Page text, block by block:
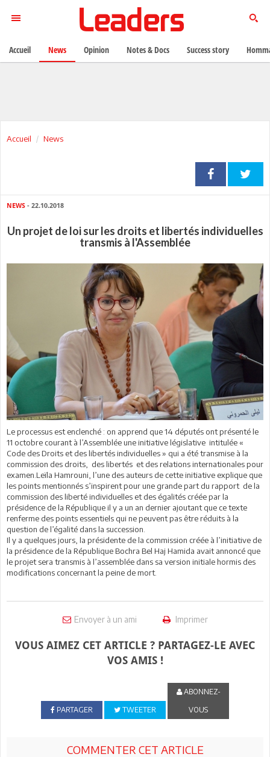
Accueil News
NEWS - 22.10.2018
Un projet de loi sur les droits et libertés individuelles
transmis à l'Assemblée
Le processus est enclenché : on apprend que 14 députés ont présenté le
11 octobre courant à l’Assemblée une initiative législative intitulée «
Code des Droits et des libertés individuelles » qui a été transmise à la
commission des droits, des libertés et des relations internationales pour
examen.Leïla Hamrouni, l’une des auteurs de cette initiative explique que
les points mentionnés s’inspirent pour une grande part du rapport de la
commission des liberté individuelles et des égalités créée par la
présidence de la République il y a un an dernier ajoutant que ce texte
renferme des points essentiels qui ne peuvent pas être réduits à la
question de l’égalité dans la succession.
Il y a quelques jours, la présidente de la commission créée à l’initiative de
la présidence de la République Bochra Bel Haj Hamida avait annoncé que
le projet sera transmis à l’assemblée dans sa version initiale hormis des
modifications concernant la peine de mort.
Envoyer à un ami Imprimer
VOUS AIMEZ CET ARTICLE ? PARTAGEZ-LE AVEC
VOS AMIS !
PARTAGER TWEETER
ABONNEZ-
VOUS
COMMENTER CET ARTICLE
Accueil News Opinion Notes & Docs Success story